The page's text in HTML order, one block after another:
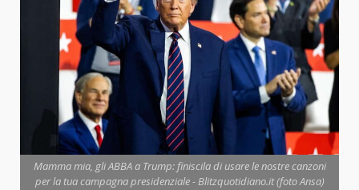
Mamma mia, gli ABBA a Trump: finiscila di usare le nostre canzoni
per la tua campagna presidenziale - Blitzquotidiano.it (foto Ansa)